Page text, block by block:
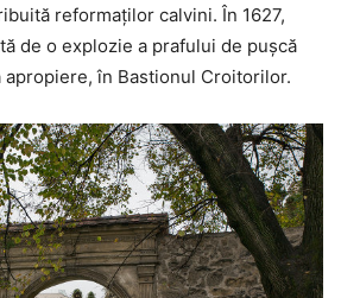
reformaţilor calvini. În 1627,
de o explozie a prafului de puşcă
în Bastionul Croitorilor.